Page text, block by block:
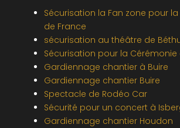
Sécurisation la Fan zone pour
de France
sécurisation au théâtre de
Sécurisation pour la
Gardiennage chantier à Buire
Gardiennage chantier Buire
Spectacle de Rodéo Car
Sécurité pour un concert à
Gardiennage chantier Houdon